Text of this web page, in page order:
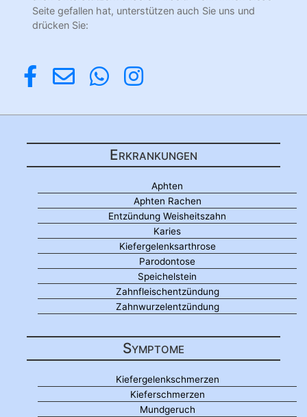
Seite gefallen hat, unterstützen auch Sie uns und
drücken Sie:
Erkrankungen
Aphten
Aphten Rachen
Entzündung Weisheitszahn
Karies
Kiefergelenksarthrose
Parodontose
Speichelstein
Zahnfleischentzündung
Zahnwurzelentzündung
Symptome
Kiefergelenkschmerzen
Kieferschmerzen
Mundgeruch